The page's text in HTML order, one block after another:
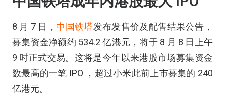
8 月 7 日， 中国铁塔发布发售价及配售结果公告，
募集资金净额约 534.2 亿港元，将于 8 月 8 日上午
9 时正式交易。这将是今年以来港股市场募集资金
数最高的一笔 IPO ，超过小米此前上市募集的 240
亿港元。